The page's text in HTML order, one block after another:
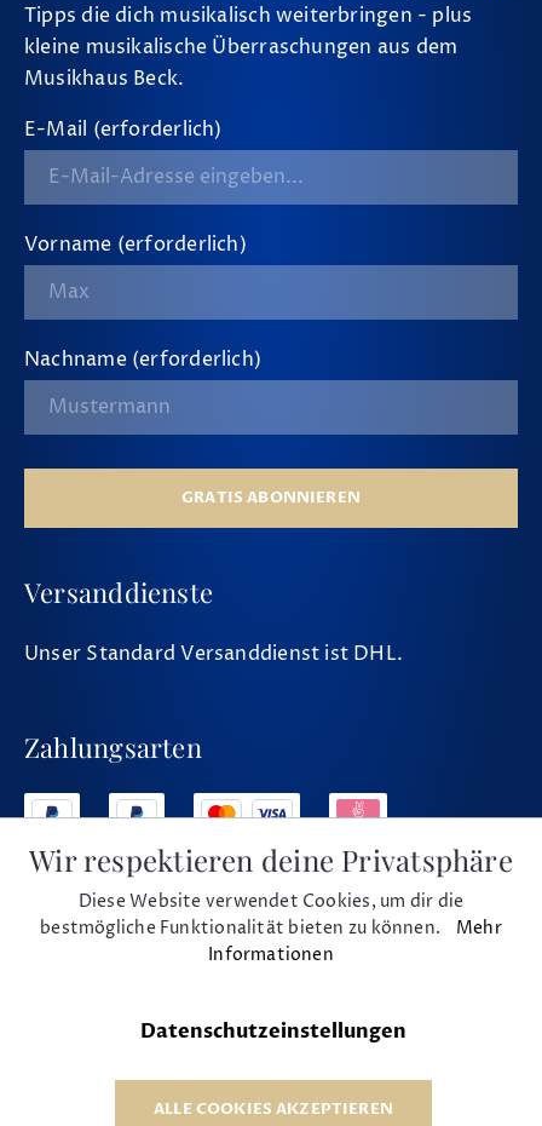
Tipps die dich musikalisch weiterbringen - plus
kleine musikalische Überraschungen aus dem
Musikhaus Beck.
E-Mail (erforderlich)
Vorname (erforderlich)
Nachname (erforderlich)
GRATIS ABONNIEREN
Versanddienste
Unser Standard Versanddienst ist DHL.
Zahlungsarten
Social Media
© 1975 - 2026 Musikhaus Beck e.K.
Wir respektieren deine Privatsphäre
Diese Website verwendet Cookies, um dir die
bestmögliche Funktionalität bieten zu können. Mehr
Informationen
Datenschutzeinstellungen
ALLE COOKIES AKZEPTIEREN